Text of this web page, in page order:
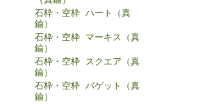
石枠・空枠 ハート（真
鍮）
石枠・空枠 マーキス（真
鍮）
石枠・空枠 スクエア（真
鍮）
石枠・空枠 バゲット（真
鍮）